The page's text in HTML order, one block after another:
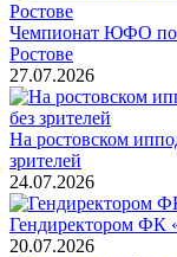
Чемпионат ЮФО по
Ростове
27.07.2026
На ростовском
зрителей
24.07.2026
Гендиректором ФК
20.07.2026